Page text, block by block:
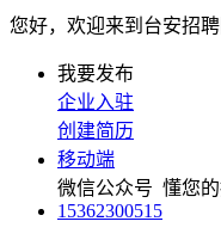
您好，欢迎来到台安招聘
我要发布
企业入驻
创建简历
移动端
微信公众号 懂您
15362300515